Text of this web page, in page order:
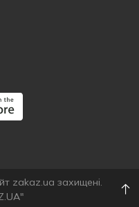
zakaz.ua захищені.